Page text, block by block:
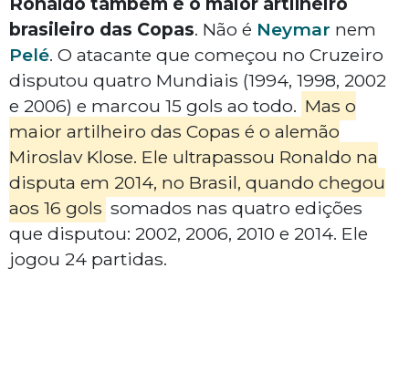
brasileiro das Copas. Não é Neymar nem
Pelé. O atacante que começou no Cruzeiro
disputou quatro Mundiais (1994, 1998, 2002
e 2006) e marcou 15 gols ao todo. Mas o
maior artilheiro das Copas é o alemão
Miroslav Klose. Ele ultrapassou Ronaldo na
disputa em 2014, no Brasil, quando chegou
aos 16 gols somados nas quatro edições
que disputou: 2002, 2006, 2010 e 2014. Ele
jogou 24 partidas.